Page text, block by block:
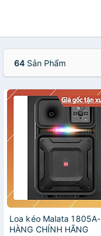
64 Sản Phẩm
Loa kéo Malata 1805A-
HÀNG CHÍNH HÃNG